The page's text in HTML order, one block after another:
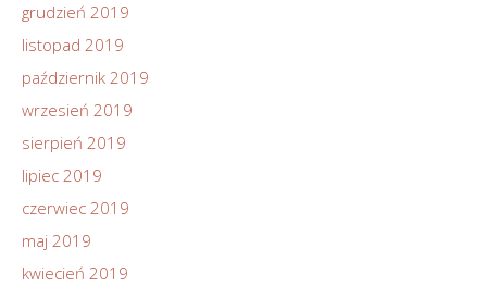
grudzień 2019
listopad 2019
październik 2019
wrzesień 2019
sierpień 2019
lipiec 2019
czerwiec 2019
maj 2019
kwiecień 2019